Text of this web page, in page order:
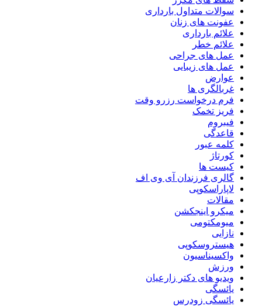
سوالات متداول بارداری
عفونت های زنان
علائم بارداری
علائم خطر
عمل های جراحی
عمل های زیبایی
عوارض
غربالگری ها
فرم درخواست رزرو وقت
فریز تخمک
فیبروم
قاعدگی
کلمه عبور
کورتاژ
کیست ها
گالری فرزندان آی وی اف
لاپاراسکوپی
مقالات
میکرو اینجکشن
میومکتومی
نازایی
هیستروسکوپی
واکسیناسیون
ورزش
ویدیو های دکتر زارعیان
یائسگی
یائسگی زودرس